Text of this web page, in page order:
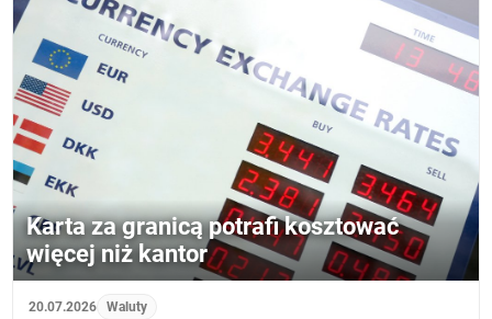
Karta za granicą potrafi kosztować
więcej niż kantor
20.07.2026 Waluty